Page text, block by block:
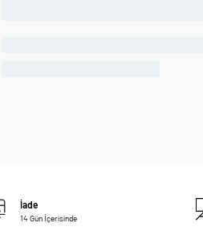
İade
14 Gün İçerisinde